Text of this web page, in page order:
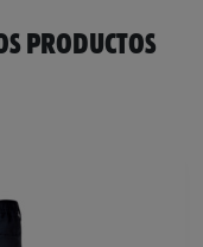
M410057010
PRODUCTOS